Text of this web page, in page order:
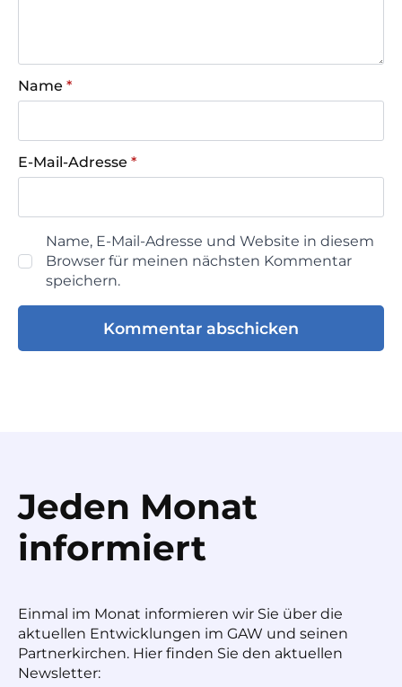
Name *
E-Mail-Adresse *
Name, E-Mail-Adresse und Website in diesem
Browser für meinen nächsten Kommentar
speichern.
Jeden Monat
informiert
Einmal im Monat informieren wir Sie über die
aktuellen Entwicklungen im GAW und seinen
Partnerkirchen. Hier finden Sie den aktuellen
Newsletter: